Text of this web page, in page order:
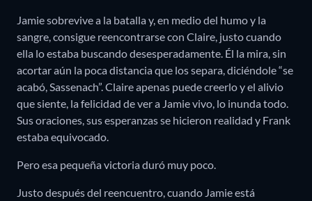
Jamie sobrevive a la batalla y, en medio del humo y la
sangre, consigue reencontrarse con Claire, justo cuando
ella lo estaba buscando desesperadamente. Él la mira, sin
acortar aún la poca distancia que los separa, diciéndole “se
acabó, Sassenach”. Claire apenas puede creerlo y el alivio
que siente, la felicidad de ver a Jamie vivo, lo inunda todo.
Sus oraciones, sus esperanzas se hicieron realidad y Frank
estaba equivocado.
Pero esa pequeña victoria duró muy poco.
Justo después del reencuentro, cuando Jamie está